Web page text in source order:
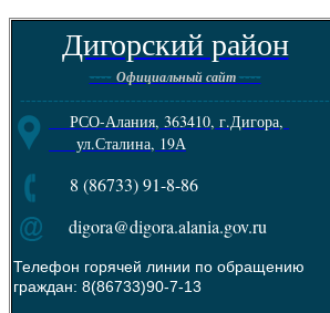
Дигорский район
---- Официальный сайт----
--------------------------------------------------------
РСО-Алания, 363410, г.Дигора,
ул.Сталина, 19А
8 (86733) 91-8-86
digora@digora.alania.gov.ru
Телефон горячей линии по обращению
граждан: 8(86733)90-7-13